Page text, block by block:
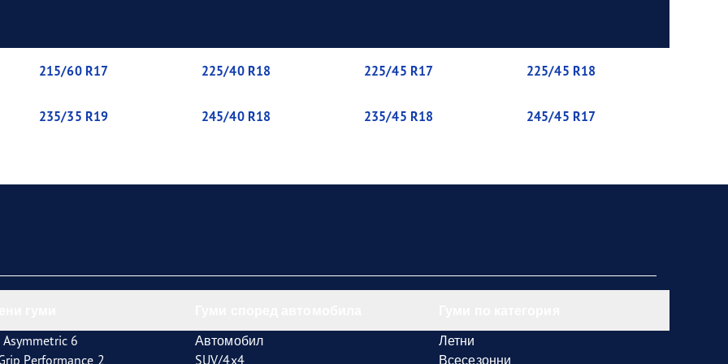
215/60 R17 225/40 R18 225/45 R17 225/45 R18
235/35 R19 245/40 R18 235/45 R18 245/45 R17
Asymmetric 6
Performance 2
Автомобил
SUV/4x4
Летни
Всесезонни